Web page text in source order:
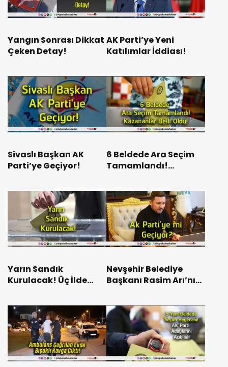
Yangın Sonrası Dikkat
Çeken Detay!
AK Parti’ye Yeni
Katılımlar İddiası!
Sivaslı Başkan AK
Parti’ye Geçiyor!
6 Beldede Ara Seçim
Tamamlandı!
Yarın Sandık
Kurulacak! Üç İlde
Heyecanı!
Nevşehir Belediye
Başkanı Rasim Arı’nın
İddiası Gündem Oldu!